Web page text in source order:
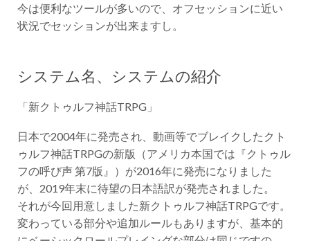
今は便利なツールが多いので、オフセッションに近い
状況でセッションが出来ますし。
システム名、システムの紹介
「新クトゥルフ神話TRPG」
日本で2004年に発売され、動画等でブレイクしたクト
ゥルフ神話TRPGの新版（アメリカ本国では『クトゥル
フの呼び声 第7版』）が2016年に発売になりました
が、2019年末に待望の日本語訳が発売されました。
それが今回用意しました新クトゥルフ神話TRPGです。
変わっている部分や追加ルールもありますが、基本的